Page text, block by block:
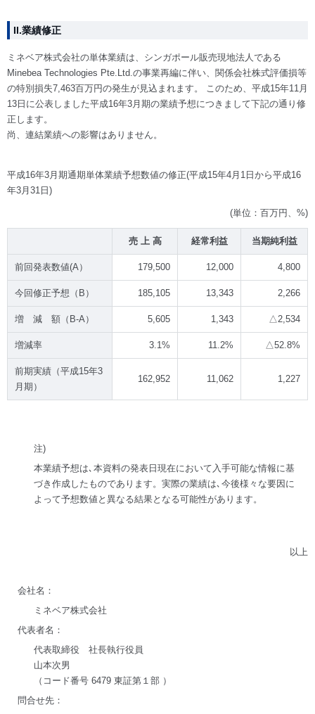
II.業績修正
ミネベア株式会社の単体業績は、シンガポール販売現地法人である
Minebea Technologies Pte.Ltd.の事業再編に伴い、関係会社株式評価損等
の特別損失7,463百万円の発生が見込まれます。 このため、平成15年11月
13日に公表しました平成16年3月期の業績予想につきまして下記の通り修
正します。
尚、連結業績への影響はありません。
平成16年3月期通期単体業績予想数値の修正(平成15年4月1日から平成16
年3月31日)
(単位：百万円、%)
売 上 高 経常利益 当期純利益
前回発表数値(A） 179,500 12,000 4,800
今回修正予想（B） 185,105 13,343 2,266
増 減 額（B-A） 5,605 1,343 △2,534
増減率 3.1% 11.2% △52.8%
前期実績（平成15年3
月期）
162,952 11,062 1,227
注)
本業績予想は､本資料の発表日現在において入手可能な情報に基
づき作成したものであります。実際の業績は､今後様々な要因に
よって予想数値と異なる結果となる可能性があります。
以上
会社名：
ミネベア株式会社
代表者名：
代表取締役 社長執行役員
山本次男
（コード番号 6479 東証第１部 ）
問合せ先：